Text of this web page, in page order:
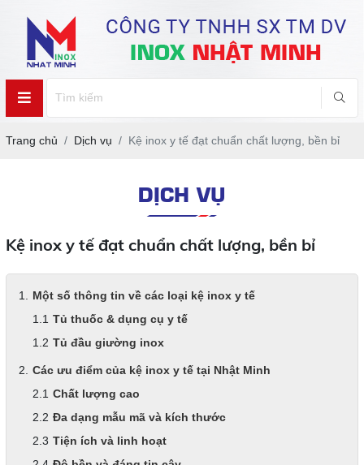
Trang chủ Dịch vụ Kệ inox y tế đạt chuẩn chất lượng, bền bỉ
DỊCH VỤ
Kệ inox y tế đạt chuẩn chất lượng, bền bỉ
Một số thông tin về các loại kệ inox y tế
Tủ thuốc & dụng cụ y tế
Tủ đầu giường inox
Các ưu điểm của kệ inox y tế tại Nhật Minh
Chất lượng cao
Đa dạng mẫu mã và kích thước
Tiện ích và linh hoạt